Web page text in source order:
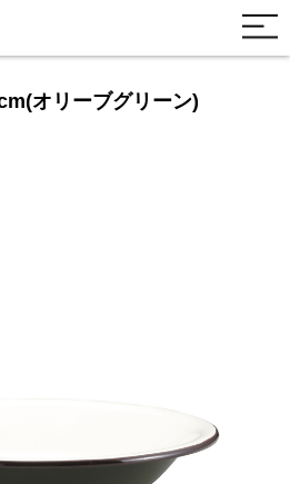
オリーブグリーン)